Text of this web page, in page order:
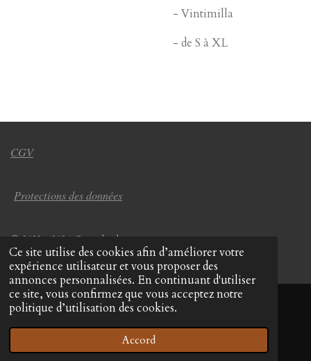
Ce site utilise des cookies afin d’améliorer votre
expérience utilisateur et vous proposer des
annonces personnalisées. En continuant d'utiliser
ce site, vous confirmez que vous acceptez notre
politique d’utilisation des cookies.
Accord
- Vintimilla
- de S à XL
CGV
Protections des données
© 2022 - 2026 Coup de chapeau
Propulsé parWebador